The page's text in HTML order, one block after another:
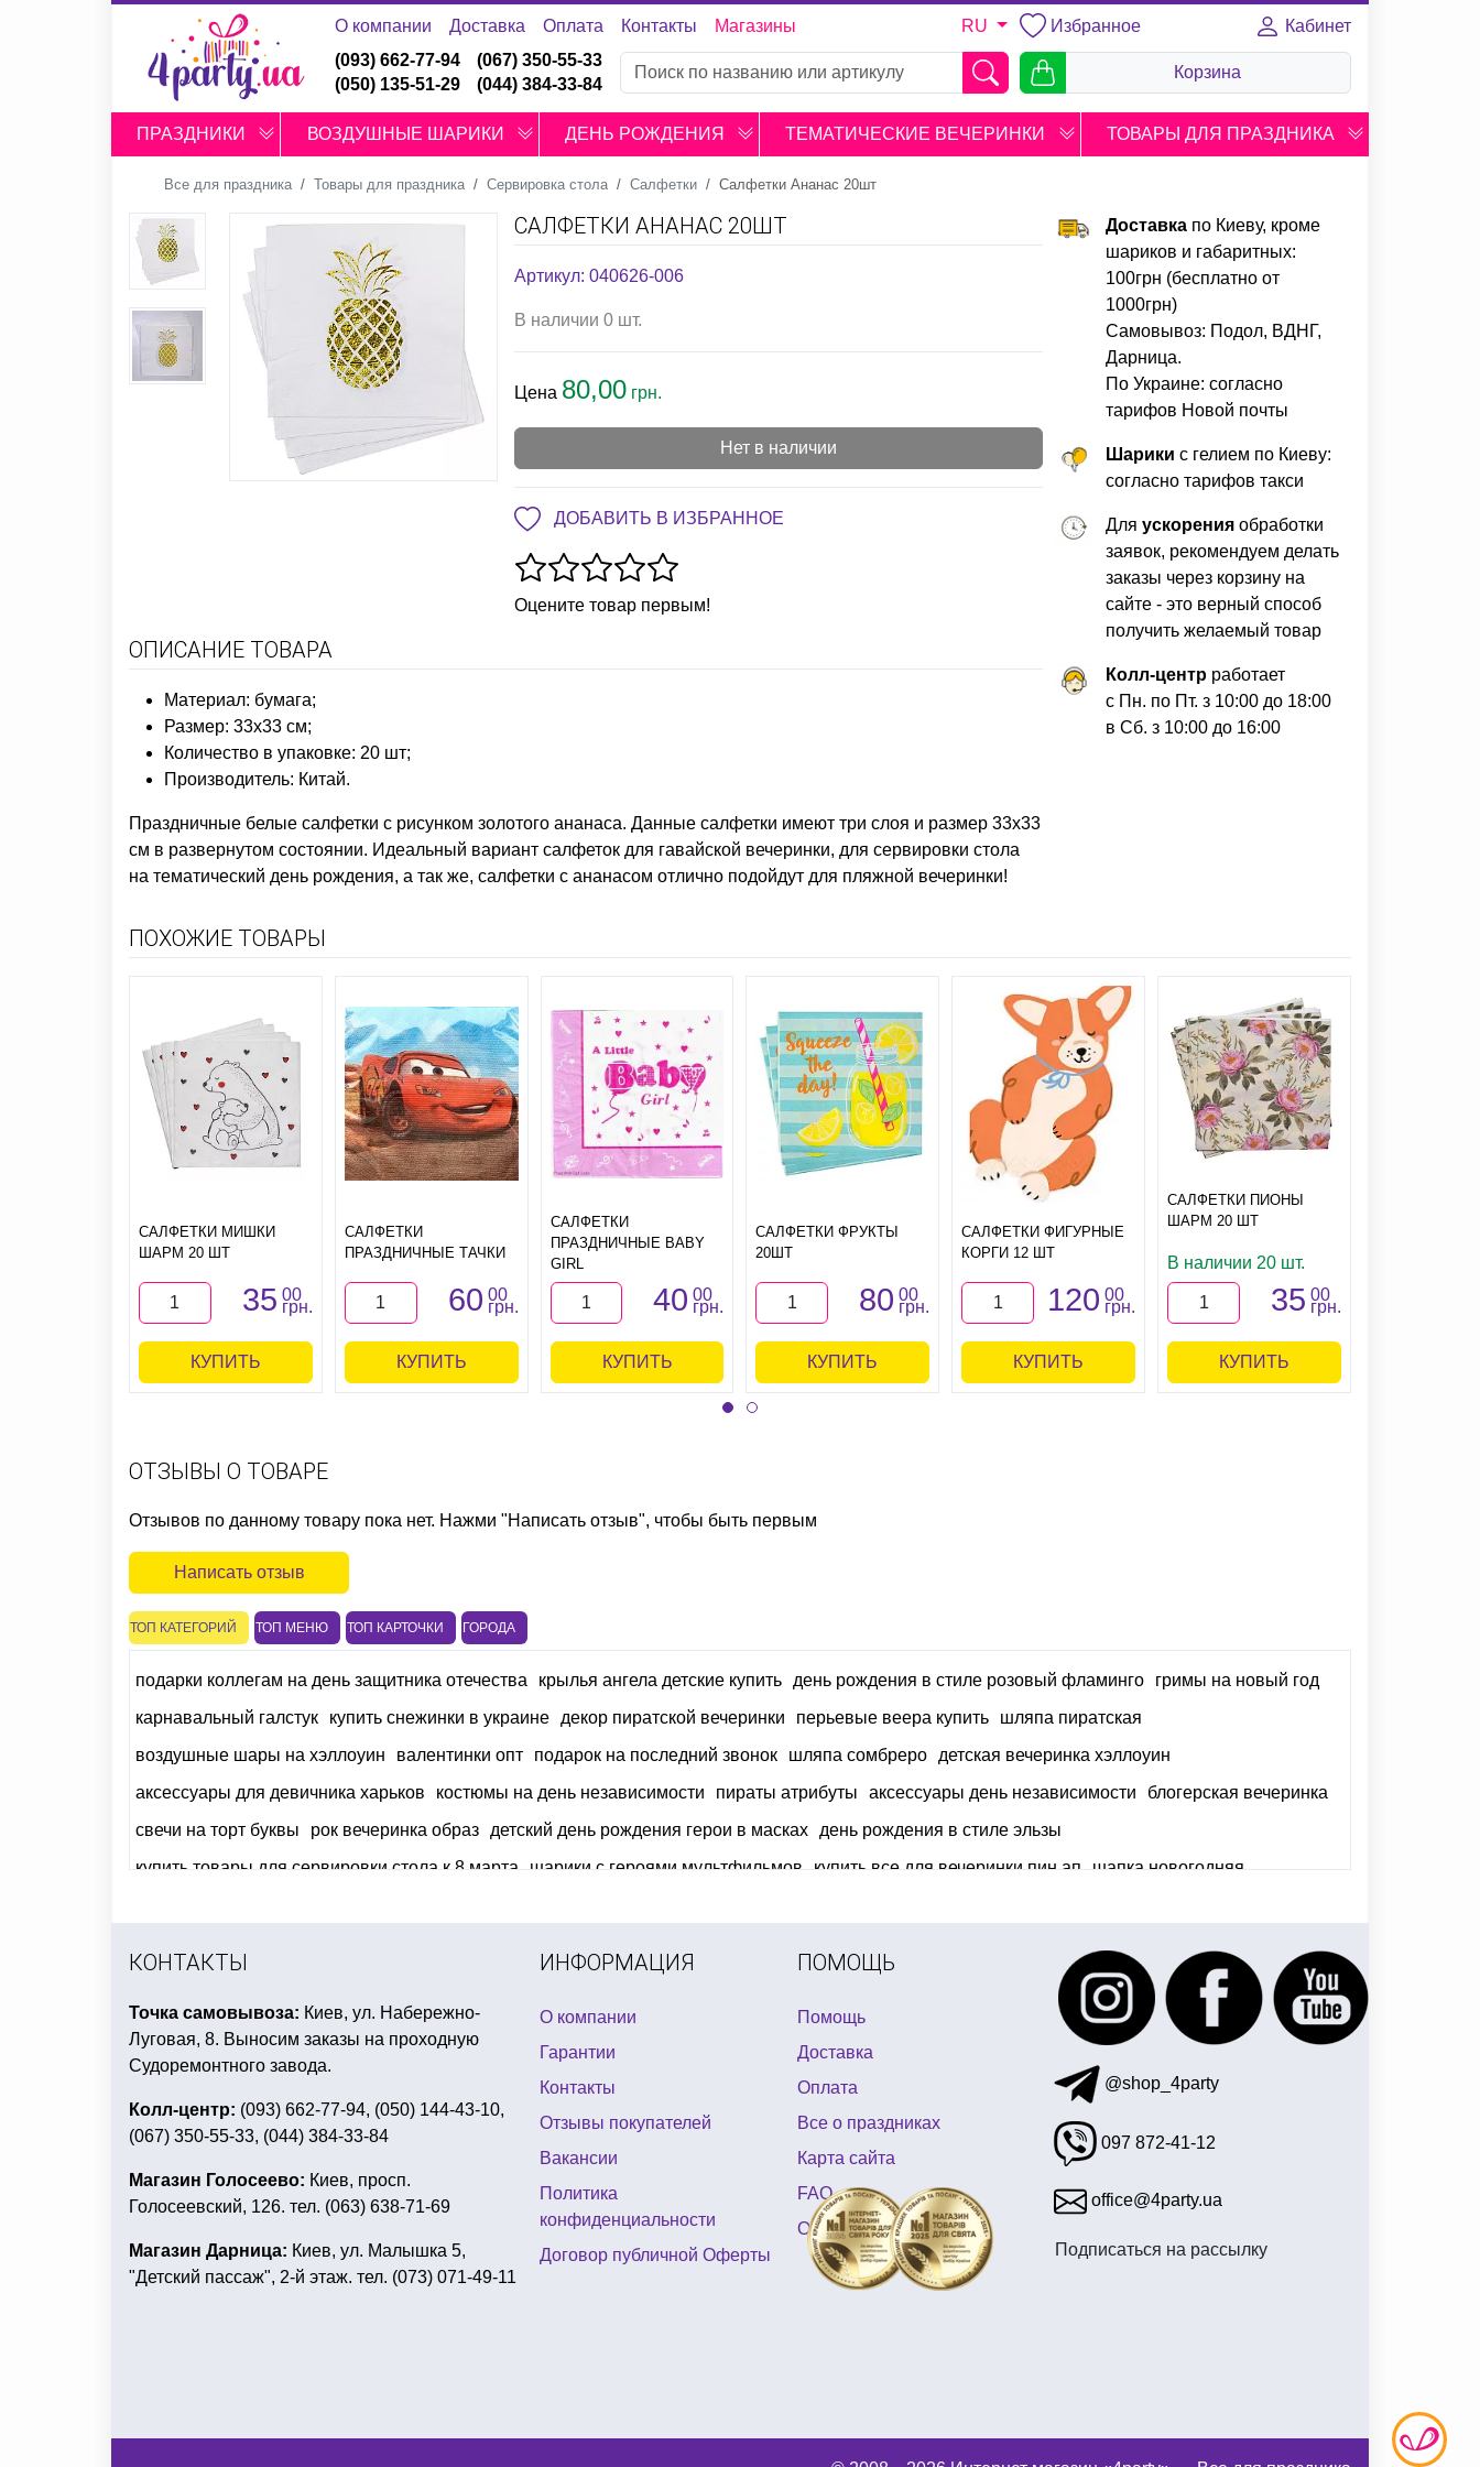
О компании Доставка Оплата Контакты Магазины RU Избранное
Кабинет
(093) 662-77-94
(050) 135-51-29
(067) 350-55-33
(044) 384-33-84
Корзина
ПРАЗДНИКИ ВОЗДУШНЫЕ ШАРИКИ ДЕНЬ РОЖДЕНИЯ ТЕМАТИЧЕСКИЕ ВЕЧЕРИНКИ ТОВАРЫ ДЛЯ ПРАЗДНИКА
Все для праздника Товары для праздника Сервировка стола Салфетки Салфетки Ананас 20шт
САЛФЕТКИ АНАНАС 20ШТ
Артикул: 040626-006
В наличии 0 шт.
Цена 80,00 грн.
Нет в наличии
ДОБАВИТЬ В ИЗБРАННОЕ
Оцените товар первым!
ОПИСАНИЕ ТОВАРА
Материал: бумага;
Размер: 33х33 см;
Количество в упаковке: 20 шт;
Производитель: Китай.
Праздничные белые салфетки с рисунком золотого ананаса. Данные салфетки имеют три слоя и размер 33х33
см в развернутом состоянии. Идеальный вариант салфеток для гавайской вечеринки, для сервировки стола
на тематический день рождения, а так же, салфетки с ананасом отлично подойдут для пляжной вечеринки!
Доставкапо Киеву, кроме
шариков и габаритных:
100грн (бесплатно от
1000грн)
Самовывоз: Подол, ВДНГ,
Дарница.
По Украине: согласно
тарифов Новой почты
Шарики с гелием по Киеву:
согласно тарифов такси
Для ускоренияобработки
заявок, рекомендуем делать
заказы через корзину на
сайте - это верный способ
получить желаемый товар
Колл-центрработает
с Пн. по Пт. з 10:00 до 18:00
в Сб. з 10:00 до 16:00
ПОХОЖИЕ ТОВАРЫ
САЛФЕТКИ МИШКИ
ШАРМ 20 ШТ
35 00
грн.
КУПИТЬ
САЛФЕТКИ
ПРАЗДНИЧНЫЕ ТАЧКИ
60 00
грн.
КУПИТЬ
САЛФЕТКИ
ПРАЗДНИЧНЫЕ BABY
GIRL
40 00
грн.
КУПИТЬ
САЛФЕТКИ ФРУКТЫ
20ШТ
80 00
грн.
КУПИТЬ
САЛФЕТКИ ФИГУРНЫЕ
КОРГИ 12 ШТ
120 00
грн.
КУПИТЬ
САЛФЕТКИ ПИОНЫ
ШАРМ 20 ШТ
В наличии 20 шт.
35 00
грн.
КУПИТЬ
ОТЗЫВЫ О ТОВАРЕ
Отзывов по данному товару пока нет. Нажми "Написать отзыв", чтобы быть первым
Написать отзыв
ТОП КАТЕГОРИЙ ТОП МЕНЮ ТОП КАРТОЧКИ ГОРОДА
подарки коллегам на день защитника отечества крылья ангела детские купить день рождения в стиле розовый фламинго
гримы на новый год
карнавальный галстук
купить снежинки в украине декор пиратской вечеринки перьевые веера купить
шляпа пиратская
воздушные шары на хэллоуин
валентинки опт подарок на последний звонок шляпа сомбреро
детская вечеринка хэллоуин
аксессуары для девичника харьков
костюмы на день независимости пираты атрибуты аксессуары день независимости
блогерская вечеринка
свечи на торт буквы
рок вечеринка образ детский день рождения герои в масках
день рождения в стиле эльзы
купить товары для сервировки стола к 8 марта шарики с героями мультфильмов купить все для вечеринки пин ап шапка новогодняя
КОНТАКТЫ
Точка самовывоза: Киев, ул. Набережно-
Луговая, 8. Выносим заказы на проходную
Судоремонтного завода.
Колл-центр: (093) 662-77-94, (050) 144-43-10,
(067) 350-55-33, (044) 384-33-84
Магазин Голосеево: Киев, просп.
Голосеевский, 126. тел. (063) 638-71-69
Магазин Дарница: Киев, ул. Малышка 5,
"Детский пассаж", 2-й этаж. тел. (073) 071-49-11
ИНФОРМАЦИЯ
О компании
Гарантии
Контакты
Отзывы покупателей
Вакансии
Политика
конфиденциальности
Договор публичной Оферты
ПОМОЩЬ
Помощь
Доставка
Оплата
Все о праздниках
Карта сайта
FAQ
Отзывы
@shop_4party
097 872-41-12
office@4party.ua
Подписаться на рассылку